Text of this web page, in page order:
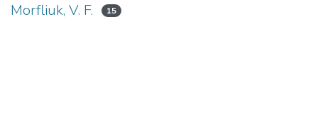
Morfliuk, V. F. 15